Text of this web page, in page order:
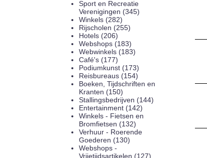
Sport en Recreatie
Verenigingen (345)
Winkels (282)
Rijscholen (255)
Hotels (206)
Webshops (183)
Webwinkels (183)
Café's (177)
Podiumkunst (173)
Reisbureaus (154)
Boeken, Tijdschriften en
Kranten (150)
Stallingsbedrijven (144)
Entertainment (142)
Winkels - Fietsen en
Bromfietsen (132)
Verhuur - Roerende
Goederen (130)
Webshops -
Vrijetijdsartikelen (127)